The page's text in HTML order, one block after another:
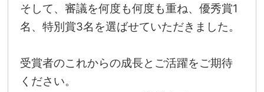
そして、審議を何度も何度も重ね、優秀賞1
名、特別賞3名を選ばせていただきました。
受賞者のこれからの成長とご活躍をご期待
ください。